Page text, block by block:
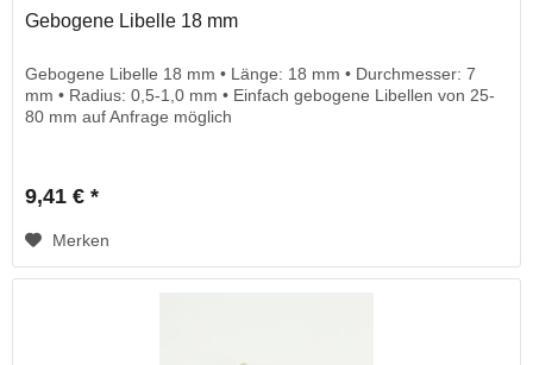
Gebogene Libelle 18 mm
Gebogene Libelle 18 mm • Länge: 18 mm • Durchmesser: 7
mm • Radius: 0,5-1,0 mm • Einfach gebogene Libellen von 25-
80 mm auf Anfrage möglich
9,41 € *
Merken